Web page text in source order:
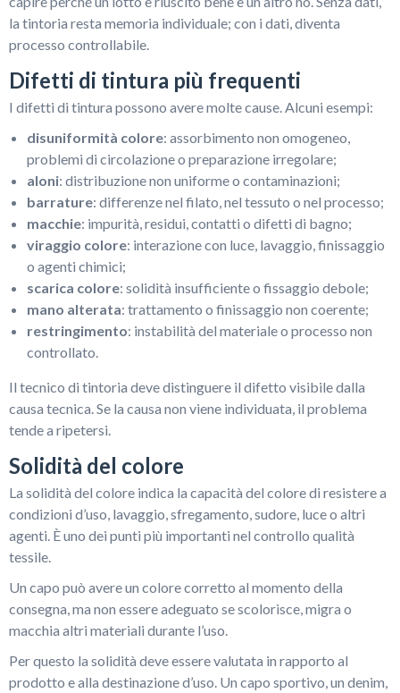
la tintoria resta memoria individuale; con i dati, diventa
processo controllabile.
Difetti di tintura più frequenti
I difetti di tintura possono avere molte cause. Alcuni esempi:
disuniformità colore: assorbimento non omogeneo,
problemi di circolazione o preparazione irregolare;
aloni: distribuzione non uniforme o contaminazioni;
barrature: differenze nel filato, nel tessuto o nel processo;
macchie: impurità, residui, contatti o difetti di bagno;
viraggio colore: interazione con luce, lavaggio, finissaggio
o agenti chimici;
scarica colore: solidità insufficiente o fissaggio debole;
mano alterata: trattamento o finissaggio non coerente;
restringimento: instabilità del materiale o processo non
controllato.
Il tecnico di tintoria deve distinguere il difetto visibile dalla
causa tecnica. Se la causa non viene individuata, il problema
tende a ripetersi.
Solidità del colore
La solidità del colore indica la capacità del colore di resistere a
condizioni d’uso, lavaggio, sfregamento, sudore, luce o altri
agenti. È uno dei punti più importanti nel controllo qualità
tessile.
Un capo può avere un colore corretto al momento della
consegna, ma non essere adeguato se scolorisce, migra o
macchia altri materiali durante l’uso.
Per questo la solidità deve essere valutata in rapporto al
prodotto e alla destinazione d’uso. Un capo sportivo, un denim,